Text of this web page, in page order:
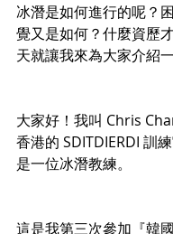
冰潛是如何進行的呢？
覺又是如何？什麼資歷
天就讓我來為大家介紹
大家好！我叫 Chris
香港的 SDITDIERDI 訓
是一位冰潛教練。
這是我第三次參加『韓